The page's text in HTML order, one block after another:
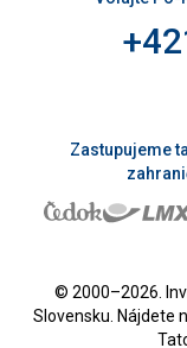
Zastupujeme
© 2000–2026.
Slovensku. Nájdete